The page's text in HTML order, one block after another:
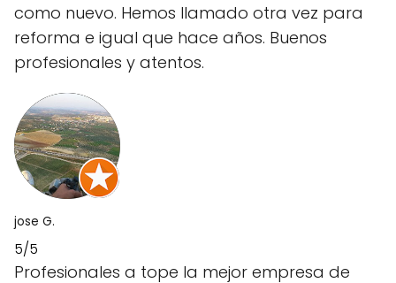
como nuevo. Hemos llamado otra vez para
reforma e igual que hace años. Buenos
profesionales y atentos.
jose G.
5/5
Profesionales a tope la mejor empresa de